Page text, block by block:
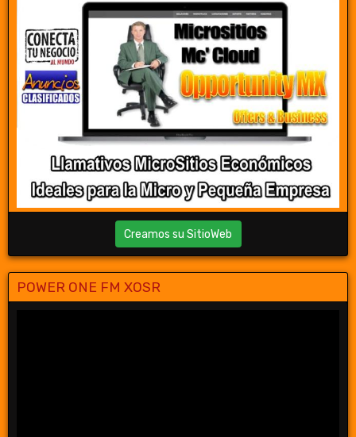
Creamos su SitioWeb
POWER ONE FM XOSR